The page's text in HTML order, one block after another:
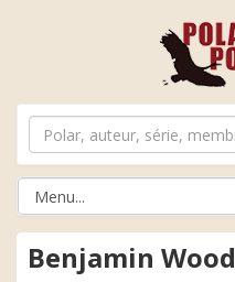
Benjamin Wood